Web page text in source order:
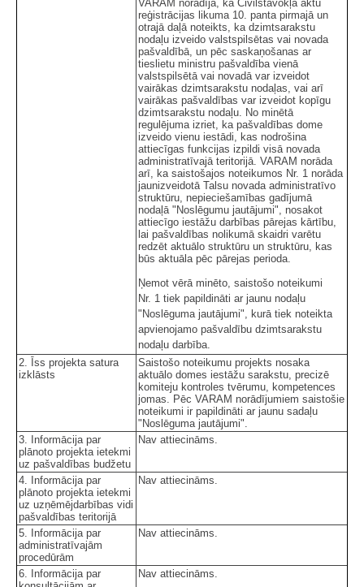
VARAM norādīja, ka Civilstāvokļa aktu
reģistrācijas likuma 10. panta pirmajā un
otrajā daļā noteikts, ka dzimtsarakstu
nodaļu izveido valstspilsētas vai novada
pašvaldībā, un pēc saskaņošanas ar
tieslietu ministru pašvaldība vienā
valstspilsētā vai novadā var izveidot
vairākas dzimtsarakstu nodaļas, vai arī
vairākas pašvaldības var izveidot kopīgu
dzimtsarakstu nodaļu. No minētā
regulējuma izriet, ka pašvaldības dome
izveido vienu iestādi, kas nodrošina
attiecīgas funkcijas izpildi visā novada
administratīvajā teritorijā. VARAM norāda
arī, ka saistošajos noteikumos Nr. 1 norāda
jaunizveidotā Talsu novada administratīvo
struktūru, nepieciešamības gadījumā
nodaļā "Noslēgumu jautājumi", nosakot
attiecīgo iestāžu darbības pārejas kārtību,
lai pašvaldības nolikumā skaidri varētu
redzēt aktuālo struktūru un struktūru, kas
būs aktuāla pēc pārejas perioda.
Ņemot vērā minēto, saistošo noteikumi
Nr. 1 tiek papildināti ar jaunu nodaļu
"Noslēguma jautājumi", kurā tiek noteikta
apvienojamo pašvaldību dzimtsarakstu
nodaļu darbība.
2. Īss projekta satura
izklāsts
Saistošo noteikumu projekts nosaka
aktuālo domes iestāžu sarakstu, precizē
komiteju kontroles tvērumu, kompetences
jomas. Pēc VARAM norādījumiem saistošie
noteikumi ir papildināti ar jaunu sadaļu
"Noslēguma jautājumi".
3. Informācija par
plānoto projekta ietekmi
uz pašvaldības budžetu
Nav attiecināms.
4. Informācija par
plānoto projekta ietekmi
uz uzņēmējdarbības vidi
pašvaldības teritorijā
Nav attiecināms.
5. Informācija par
administratīvajām
procedūrām
Nav attiecināms.
6. Informācija par
Nav attiecināms.